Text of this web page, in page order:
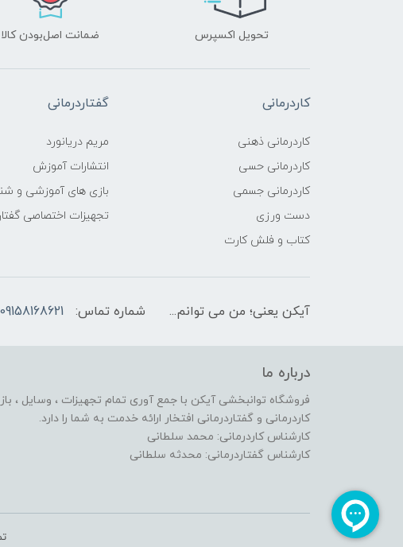
تحویل اکسپرس ضمانت اصل‌بودن کالا
کاردرمانی
کاردرمانی ذهنی
کاردرمانی حسی
کاردرمانی جسمی
دست ورزی
کتاب و فلش کارت
گفتاردرمانی
مریم دریانورد
انتشارات آموزش
بازی های آموزشی و
تجهیزات اختصاصی
آیکن یعنی؛ من می توانم... شماره تماس: 09158168621
درباره ما
فروشگاه توانبخشی آیکن با جمع آوری تمام تجهیزات ، وسایل ،
کاردرمانی و گفتاردرمانی افتخار ارائه خدمت به شما را دارد.
کارشناس کاردرمانی: محمد سلطانی
کارشناس گفتاردرمانی: محدثه سلطانی